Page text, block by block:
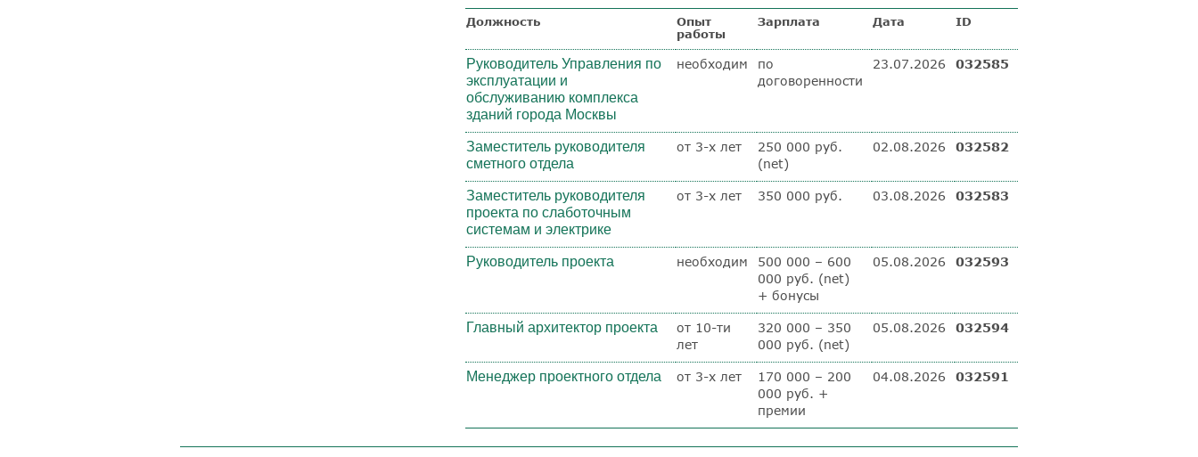
Должность
Опыт
работы
Зарплата Дата ID
Руководитель Управления по
эксплуатации и
обслуживанию комплекса
зданий города Москвы
необходим
по
договоренности
23.07.2026 032585
Заместитель руководителя
сметного отдела
от 3-х лет
250 000 руб.
(net)
02.08.2026 032582
Заместитель руководителя
проекта по слаботочным
системам и электрике
от 3-х лет 350 000 руб. 03.08.2026 032583
Руководитель проекта необходим
500 000 – 600
000 руб. (net)
+ бонусы
05.08.2026 032593
Главный архитектор проекта
от 10-ти
лет
320 000 – 350
000 руб. (net)
05.08.2026 032594
Менеджер проектного отдела от 3-х лет
170 000 – 200
000 руб. +
премии
04.08.2026 032591